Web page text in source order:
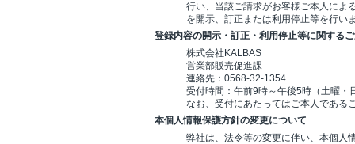
行い、当該ご請求がお客様ご本人によ
を開示、訂正または利用停止等を行い
登録内容の開示・訂正・利用停止等に関する
株式会社KALBAS
営業部販売促進課
連絡先：0568-32-1354
受付時間：午前9時～午後5時（土曜・
なお、受付にあたってはご本人である
本個人情報保護方針の変更について
弊社は、法令等の変更に伴い、本個人